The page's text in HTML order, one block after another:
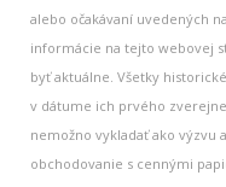
alebo očakávaní uvedených
informácie na tejto webovej
byť aktuálne. Všetky
v dátume ich prvého
nemožno vykladať ako výzvu
obchodovanie s cennými